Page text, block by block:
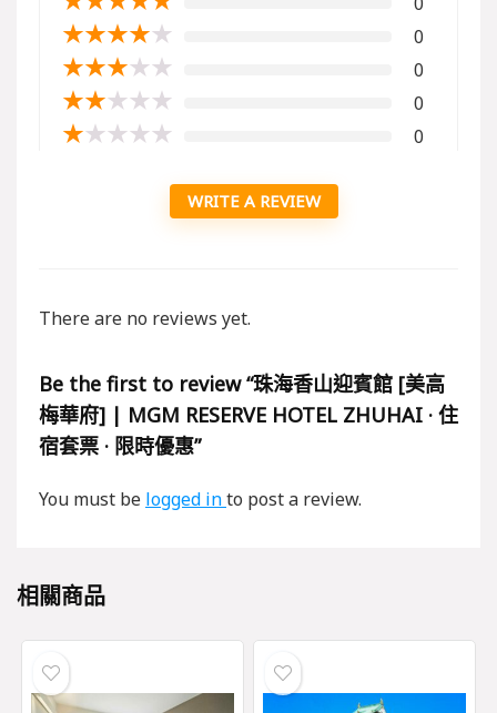
★★★★★ 0
★★★★★ 0
★★★★★ 0
★★★★★ 0
WRITE A REVIEW
There are no reviews yet.
Be the first to review “珠海香山迎賓館 [美高
梅華府] | MGM RESERVE HOTEL ZHUHAI · 住
宿套票 · 限時優惠”
You must be logged into post a review.
相關商品